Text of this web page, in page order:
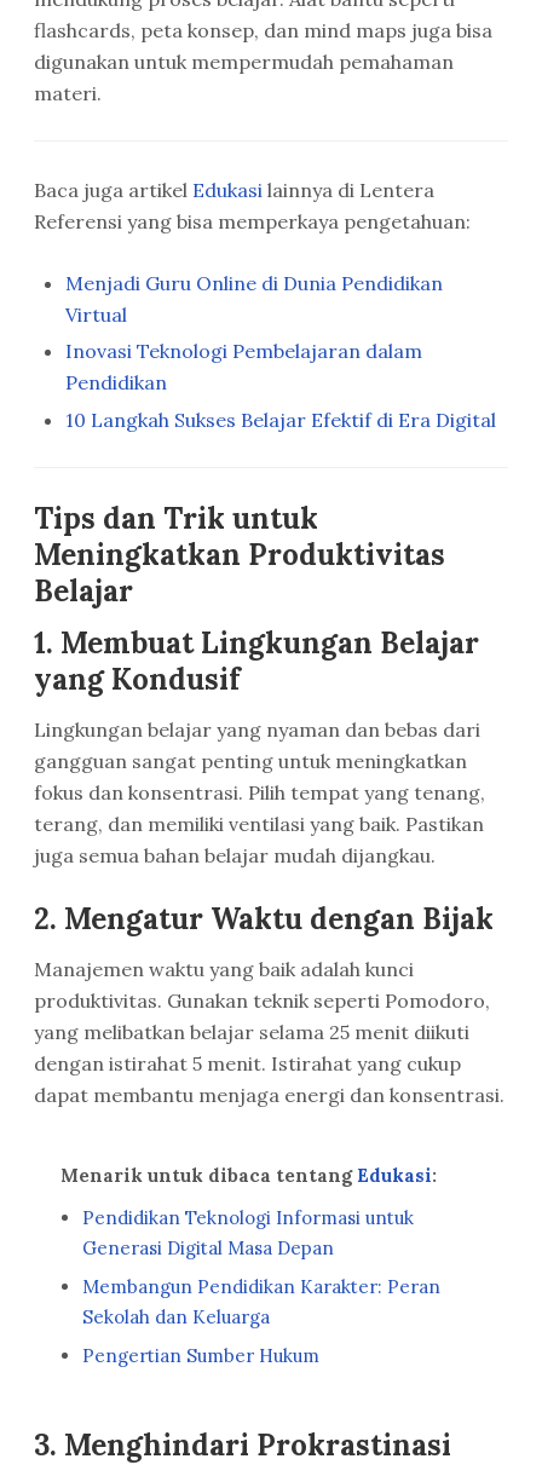
flashcards, peta konsep, dan mind maps juga bisa
digunakan untuk mempermudah pemahaman
materi.
Baca juga artikel Edukasi lainnya di Lentera
Referensi yang bisa memperkaya pengetahuan:
Menjadi Guru Online di Dunia Pendidikan
Virtual
Inovasi Teknologi Pembelajaran dalam
Pendidikan
10 Langkah Sukses Belajar Efektif di Era Digital
Tips dan Trik untuk
Meningkatkan Produktivitas
Belajar
1. Membuat Lingkungan Belajar
yang Kondusif
Lingkungan belajar yang nyaman dan bebas dari
gangguan sangat penting untuk meningkatkan
fokus dan konsentrasi. Pilih tempat yang tenang,
terang, dan memiliki ventilasi yang baik. Pastikan
juga semua bahan belajar mudah dijangkau.
2. Mengatur Waktu dengan Bijak
Manajemen waktu yang baik adalah kunci
produktivitas. Gunakan teknik seperti Pomodoro,
yang melibatkan belajar selama 25 menit diikuti
dengan istirahat 5 menit. Istirahat yang cukup
dapat membantu menjaga energi dan konsentrasi.
Menarik untuk dibaca tentang Edukasi:
Pendidikan Teknologi Informasi untuk
Generasi Digital Masa Depan
Membangun Pendidikan Karakter: Peran
Sekolah dan Keluarga
Pengertian Sumber Hukum
3. Menghindari Prokrastinasi